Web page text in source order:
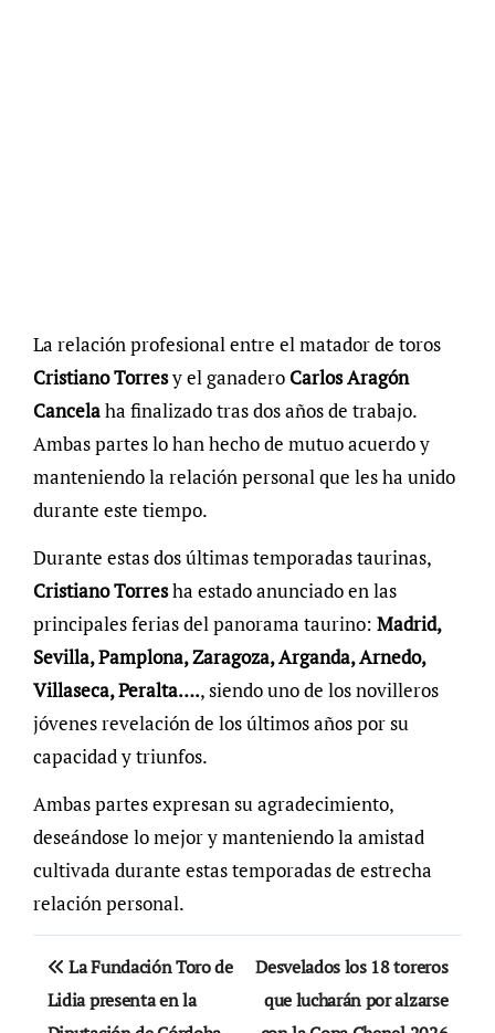
La relación profesional entre el matador de toros
Cristiano Torresy el ganadero Carlos Aragón
Cancelaha finalizado tras dos años de trabajo.
Ambas partes lo han hecho de mutuo acuerdo y
manteniendo la relación personal que les ha unido
durante este tiempo.
Durante estas dos últimas temporadas taurinas,
Cristiano Torresha estado anunciado en las
principales ferias del panorama taurino: Madrid,
Sevilla, Pamplona, Zaragoza, Arganda, Arnedo,
Villaseca, Peralta…., siendo uno de los novilleros
jóvenes revelación de los últimos años por su
capacidad y triunfos.
Ambas partes expresan su agradecimiento,
deseándose lo mejor y manteniendo la amistad
cultivada durante estas temporadas de estrecha
relación personal.
Navegación
de
La Fundación Toro de
Lidia presenta en la
Desvelados los 18 toreros
que lucharán por alzarse